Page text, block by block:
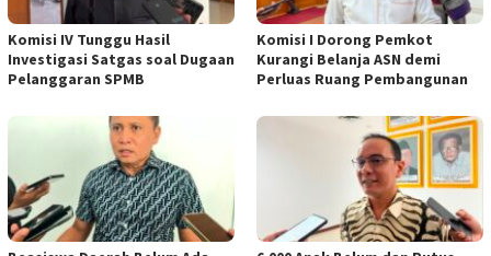
Komisi IV Tunggu Hasil
Investigasi Satgas soal Dugaan
Pelanggaran SPMB
Komisi I Dorong Pemkot
Kurangi Belanja ASN demi
Perluas Ruang Pembangunan